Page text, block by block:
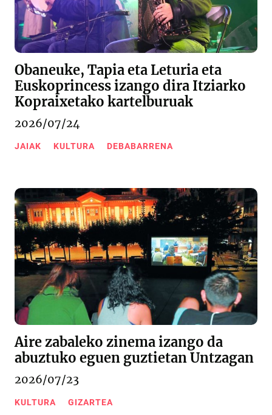
Obaneuke, Tapia eta Leturia eta
Euskoprincess izango dira Itziarko
Kopraixetako kartelburuak
2026/07/24
JAIAK KULTURA DEBABARRENA
Aire zabaleko zinema izango da
abuztuko eguen guztietan Untzagan
2026/07/23
KULTURA GIZARTEA